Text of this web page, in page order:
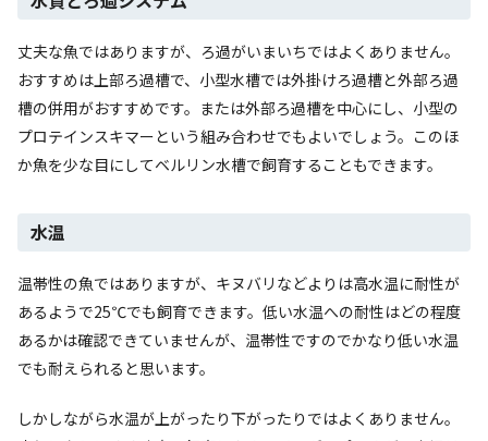
丈夫な魚ではありますが、ろ過がいまいちではよくありません。
おすすめは上部ろ過槽で、小型水槽では外掛けろ過槽と外部ろ過
槽の併用がおすすめです。または外部ろ過槽を中心にし、小型の
プロテインスキマーという組み合わせでもよいでしょう。このほ
か魚を少な目にしてベルリン水槽で飼育することもできます。
水温
温帯性の魚ではありますが、キヌバリなどよりは高水温に耐性が
あるようで25℃でも飼育できます。低い水温への耐性はどの程度
あるかは確認できていませんが、温帯性ですのでかなり低い水温
でも耐えられると思います。
しかしながら水温が上がったり下がったりではよくありません。